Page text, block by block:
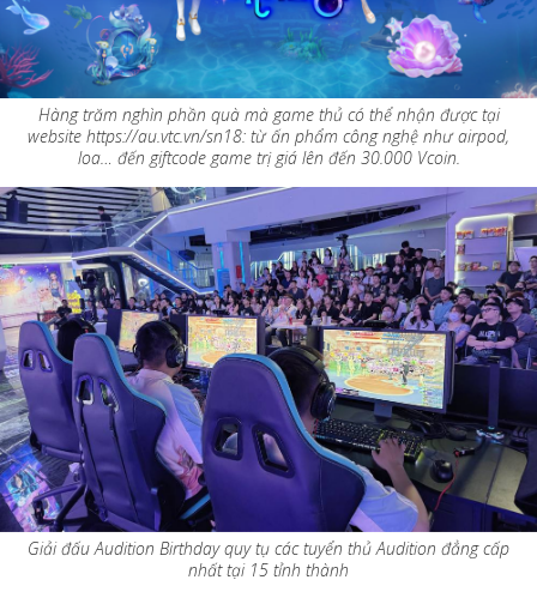
Hàng trăm nghìn phần quà mà game thủ có thể nhận được tại
website https://au.vtc.vn/sn18: từ ấn phẩm công nghệ như airpod,
loa… đến giftcode game trị giá lên đến 30.000 Vcoin.
Giải đấu Audition Birthday quy tụ các tuyển thủ Audition đẳng cấp
nhất tại 15 tỉnh thành